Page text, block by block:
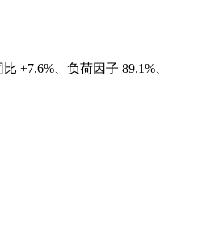
+7.6%、负荷因子 89.1%、